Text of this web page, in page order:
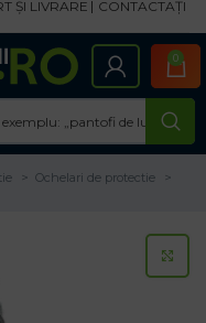
ȘI LIVRARE CONTACTAȚI
0
Ochelari de protectie